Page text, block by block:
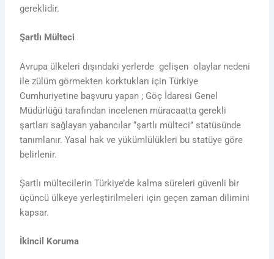
gereklidir.
Şartlı Mülteci
Avrupa ülkeleri dışındaki yerlerde gelişen olaylar nedeni
ile zülüm görmekten korktukları için Türkiye
Cumhuriyetine başvuru yapan ; Göç İdaresi Genel
Müdürlüğü tarafından incelenen müracaatta gerekli
şartları sağlayan yabancılar ‘’şartlı mülteci’’ statüsünde
tanımlanır. Yasal hak ve yükümlülükleri bu statüye göre
belirlenir.
Şartlı mültecilerin Türkiye’de kalma süreleri güvenli bir
üçüncü ülkeye yerleştirilmeleri için geçen zaman dilimini
kapsar.
İkincil Koruma